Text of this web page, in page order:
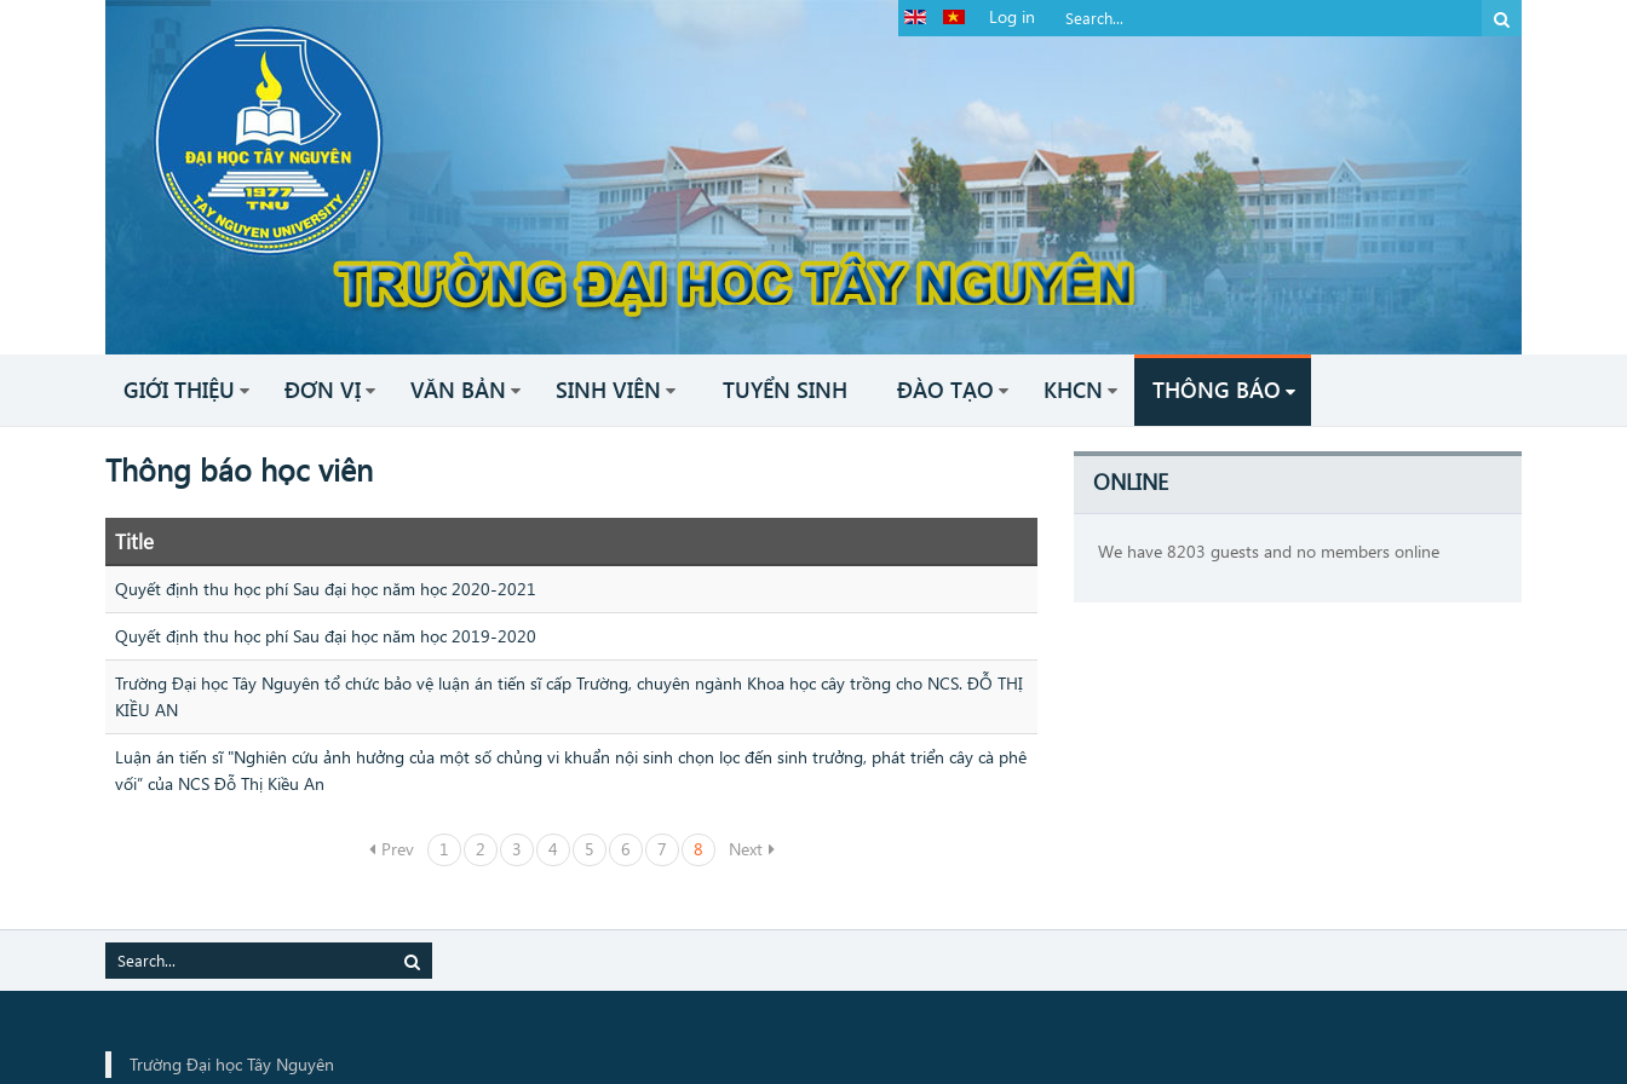
Log in
GIỚI THIỆU ĐƠN VỊ VĂN BẢN SINH VIÊN TUYỂN SINH ĐÀO TẠO KHCN THÔNG BÁO
Thông báo học viên
Title
Quyết định thu học phí Sau đại học năm học 2020-2021
Quyết định thu học phí Sau đại học năm học 2019-2020
Trường Đại học Tây Nguyên tổ chức bảo vệ luận án tiến sĩ cấp Trường, chuyên ngành Khoa học cây trồng cho NCS. ĐỖ THỊ
KIỀU AN
Luận án tiến sĩ "Nghiên cứu ảnh hưởng của một số chủng vi khuẩn nội sinh chọn lọc đến sinh trưởng, phát triển cây cà phê
vối” của NCS Đỗ Thị Kiều An
Prev 1 2 3 4 5 6 7 8 Next
ONLINE
We have 8203 guests and no members online
Trường Đại học Tây Nguyên